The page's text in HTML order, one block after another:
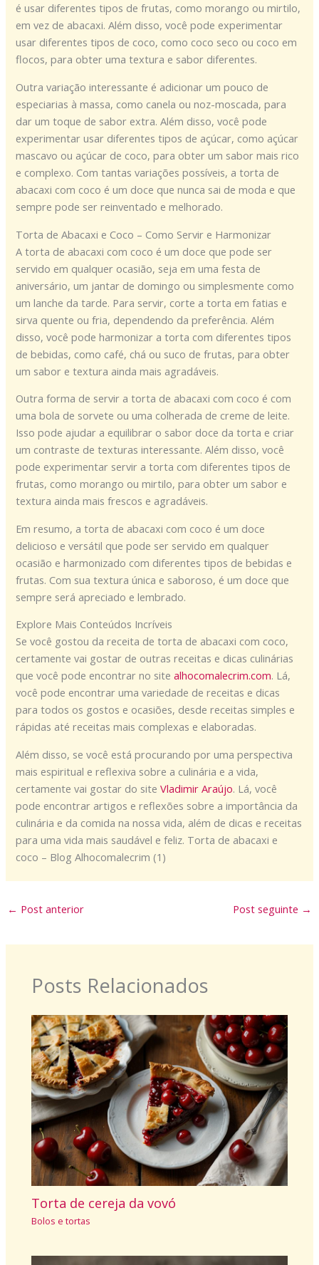
é usar diferentes tipos de frutas, como morango ou mirtilo,
em vez de abacaxi. Além disso, você pode experimentar
usar diferentes tipos de coco, como coco seco ou coco em
flocos, para obter uma textura e sabor diferentes.
Outra variação interessante é adicionar um pouco de
especiarias à massa, como canela ou noz-moscada, para
dar um toque de sabor extra. Além disso, você pode
experimentar usar diferentes tipos de açúcar, como açúcar
mascavo ou açúcar de coco, para obter um sabor mais rico
e complexo. Com tantas variações possíveis, a torta de
abacaxi com coco é um doce que nunca sai de moda e que
sempre pode ser reinventado e melhorado.
Torta de Abacaxi e Coco – Como Servir e Harmonizar
A torta de abacaxi com coco é um doce que pode ser
servido em qualquer ocasião, seja em uma festa de
aniversário, um jantar de domingo ou simplesmente como
um lanche da tarde. Para servir, corte a torta em fatias e
sirva quente ou fria, dependendo da preferência. Além
disso, você pode harmonizar a torta com diferentes tipos
de bebidas, como café, chá ou suco de frutas, para obter
um sabor e textura ainda mais agradáveis.
Outra forma de servir a torta de abacaxi com coco é com
uma bola de sorvete ou uma colherada de creme de leite.
Isso pode ajudar a equilibrar o sabor doce da torta e criar
um contraste de texturas interessante. Além disso, você
pode experimentar servir a torta com diferentes tipos de
frutas, como morango ou mirtilo, para obter um sabor e
textura ainda mais frescos e agradáveis.
Em resumo, a torta de abacaxi com coco é um doce
delicioso e versátil que pode ser servido em qualquer
ocasião e harmonizado com diferentes tipos de bebidas e
frutas. Com sua textura única e saboroso, é um doce que
sempre será apreciado e lembrado.
Explore Mais Conteúdos Incríveis
Se você gostou da receita de torta de abacaxi com coco,
certamente vai gostar de outras receitas e dicas culinárias
que você pode encontrar no sitealhocomalecrim.com. Lá,
você pode encontrar uma variedade de receitas e dicas
para todos os gostos e ocasiões, desde receitas simples e
rápidas até receitas mais complexas e elaboradas.
Além disso, se você está procurando por uma perspectiva
mais espiritual e reflexiva sobre a culinária e a vida,
certamente vai gostar do siteVladimir Araújo. Lá, você
pode encontrar artigos e reflexões sobre a importância da
culinária e da comida na nossa vida, além de dicas e receitas
para uma vida mais saudável e feliz. Torta de abacaxi e
coco – Blog Alhocomalecrim (1)
← Post anterior Post seguinte →
Posts Relacionados
Torta de cereja da vovó
Bolos e tortas